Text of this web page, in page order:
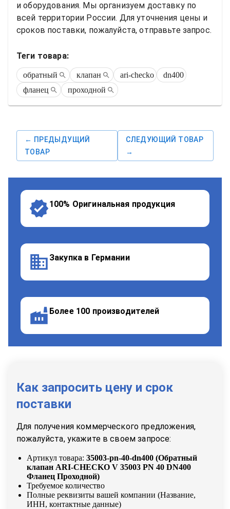
и оборудования. Мы организуем доставку по
всей территории России. Для уточнения цены и
сроков поставки, пожалуйста, отправьте запрос.
Теги товара:
обратный клапан ari-checko
dn400
фланец
проходной
← ПРЕДЫДУЩИЙ
ТОВАР
СЛЕДУЮЩИЙ ТОВАР
→
100% Оригинальная продукция
Закупка в Германии
Более 100 производителей
Как запросить цену и срок
поставки
Для получения коммерческого предложения,
пожалуйста, укажите в своем запросе:
Артикул товара: 35003-pn-40-dn400 (Обратный
клапан ARI-CHECKO V 35003 PN 40 DN400
Фланец Проходной)
Требуемое количество
Полные реквизиты вашей компании (Название,
ИНН, контактные данные)